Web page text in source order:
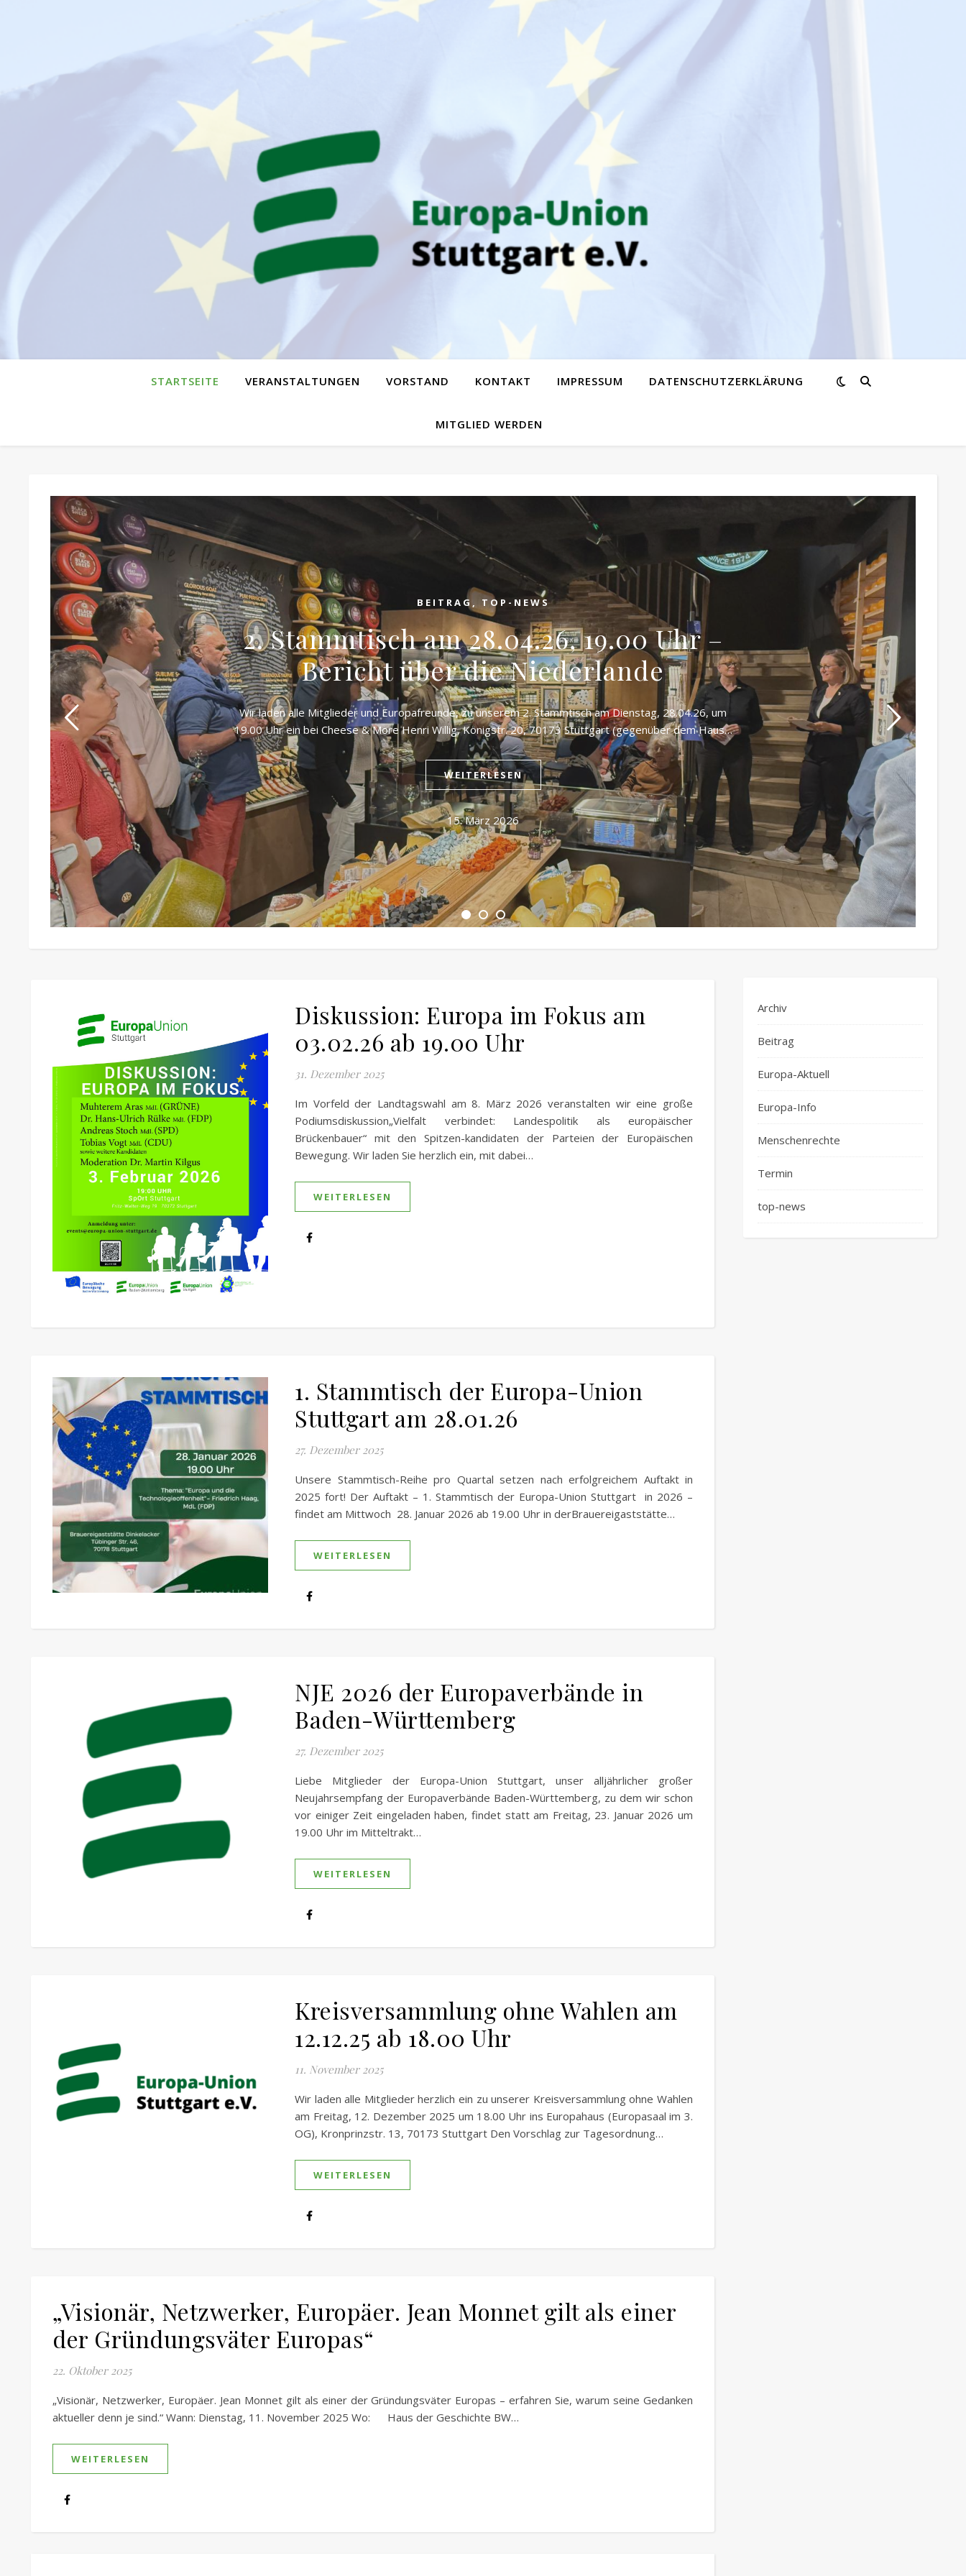
STARTSEITE VERANSTALTUNGEN VORSTAND KONTAKT IMPRESSUM DATENSCHUTZERKLÄRUNG
MITGLIED WERDEN
BEITRAG , TOP-NEWS
2. Stammtisch am 28.04.26, 19.00 Uhr –
Bericht über die Niederlande
Wir laden alle Mitglieder und Europafreunde, zu unserem 2. Stammtisch am Dienstag, 28.04.26, um
19.00 Uhr ein bei Cheese & More Henri Willig, Königstr. 20, 70173 Stuttgart (gegenüber dem Haus…
WEITERLESEN
15. März 2026
Diskussion: Europa im Fokus am
03.02.26 ab 19.00 Uhr
31. Dezember 2025
Im Vorfeld der Landtagswahl am 8. März 2026 veranstalten wir eine große
Podiumsdiskussion„Vielfalt verbindet: Landespolitik als europäischer
Brückenbauer“ mit den Spitzen-kandidaten der Parteien der Europäischen
Bewegung. Wir laden Sie herzlich ein, mit dabei…
WEITERLESEN
1. Stammtisch der Europa-Union
Stuttgart am 28.01.26
27. Dezember 2025
Unsere Stammtisch-Reihe pro Quartal setzen nach erfolgreichem Auftakt in
2025 fort! Der Auftakt – 1. Stammtisch der Europa-Union Stuttgart in 2026 –
findet am Mittwoch 28. Januar 2026 ab 19.00 Uhr in derBrauereigaststätte…
WEITERLESEN
NJE 2026 der Europaverbände in
Baden-Württemberg
27. Dezember 2025
Liebe Mitglieder der Europa-Union Stuttgart, unser alljährlicher großer
Neujahrsempfang der Europaverbände Baden-Württemberg, zu dem wir schon
vor einiger Zeit eingeladen haben, findet statt am Freitag, 23. Januar 2026 um
19.00 Uhr im Mitteltrakt…
WEITERLESEN
Kreisversammlung ohne Wahlen am
12.12.25 ab 18.00 Uhr
11. November 2025
Wir laden alle Mitglieder herzlich ein zu unserer Kreisversammlung ohne Wahlen
am Freitag, 12. Dezember 2025 um 18.00 Uhr ins Europahaus (Europasaal im 3.
OG), Kronprinzstr. 13, 70173 Stuttgart Den Vorschlag zur Tagesordnung…
WEITERLESEN
„Visionär, Netzwerker, Europäer. Jean Monnet gilt als einer
der Gründungsväter Europas“
22. Oktober 2025
„Visionär, Netzwerker, Europäer. Jean Monnet gilt als einer der Gründungsväter Europas – erfahren Sie, warum seine Gedanken
aktueller denn je sind.“ Wann: Dienstag, 11. November 2025 Wo: Haus der Geschichte BW…
WEITERLESEN
Archiv
Beitrag
Europa-Aktuell
Europa-Info
Menschenrechte
Termin
top-news